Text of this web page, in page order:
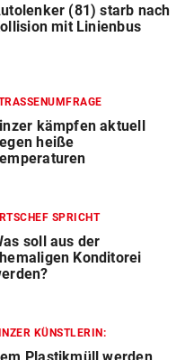
(81) starb nach
mit Linienbus
kämpfen aktuell
heiße
SPRICHT
soll aus der
Konditorei
KÜNSTLERIN: